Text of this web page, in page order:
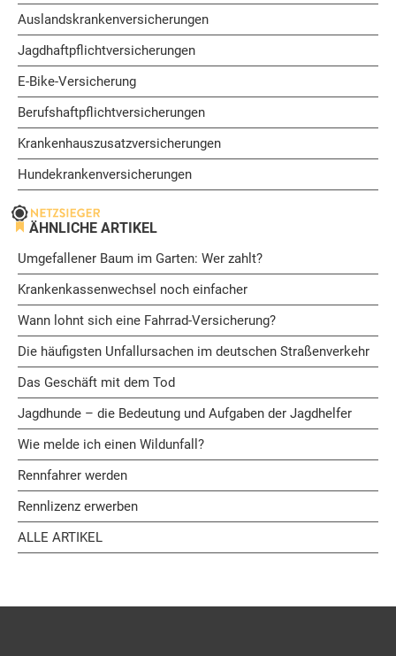
Auslandskrankenversicherungen
Jagdhaftpflichtversicherungen
E-Bike-Versicherung
Berufshaftpflichtversicherungen
Krankenhauszusatzversicherungen
Hundekrankenversicherungen
ÄHNLICHE ARTIKEL
Umgefallener Baum im Garten: Wer zahlt?
Krankenkassenwechsel noch einfacher
Wann lohnt sich eine Fahrrad-Versicherung?
Die häufigsten Unfallursachen im deutschen Straßenverkehr
Das Geschäft mit dem Tod
Jagdhunde – die Bedeutung und Aufgaben der Jagdhelfer
Wie melde ich einen Wildunfall?
Rennfahrer werden
Rennlizenz erwerben
ALLE ARTIKEL